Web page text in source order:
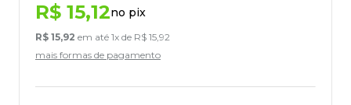
R$ 15,12no pix
R$ 15,92 em até 1x de R$ 15,92
mais formas de pagamento